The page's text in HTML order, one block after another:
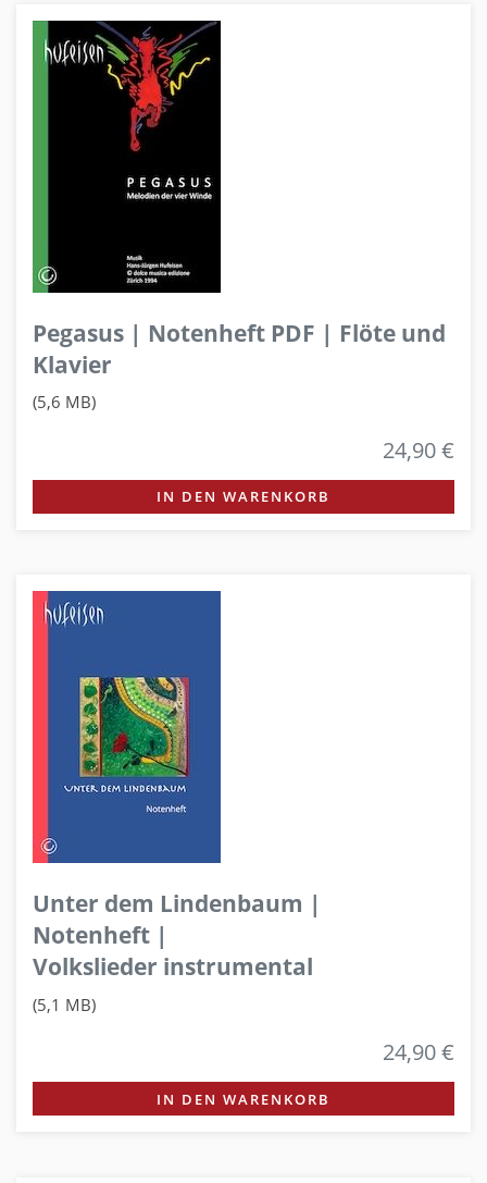
Pegasus | Notenheft PDF | Flöte und
Klavier
(5,6 MB)
24,90 €
IN DEN WARENKORB
Unter dem Lindenbaum |
Notenheft |
Volkslieder instrumental
(5,1 MB)
24,90 €
IN DEN WARENKORB